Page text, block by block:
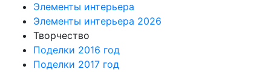
Элементы интерьера
Элементы интерьера 2026
Творчество
Поделки 2016 год
Поделки 2017 год